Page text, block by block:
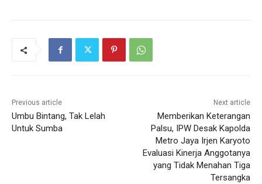
Previous article
Umbu Bintang, Tak Lelah
Untuk Sumba
Next article
Memberikan Keterangan
Palsu, IPW Desak Kapolda
Metro Jaya Irjen Karyoto
Evaluasi Kinerja Anggotanya
yang Tidak Menahan Tiga
Tersangka